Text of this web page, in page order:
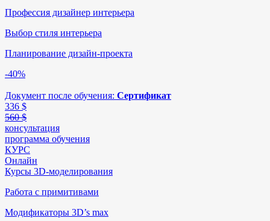
Профессия дизайнер интерьера
Выбор стиля интерьера
Планирование дизайн-проекта
-40%
Документ после обучения: Сертификат
336 $
560 $
консультация
программа обучения
КУРС
Онлайн
Курсы 3D-моделирования
Работа с примитивами
Модификаторы 3D’s max